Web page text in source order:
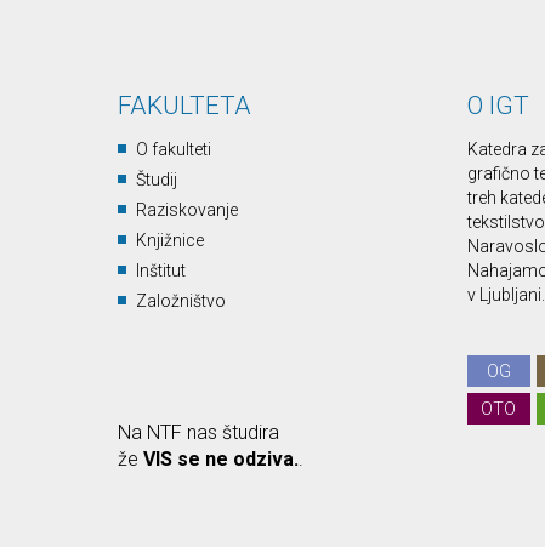
FAKULTETA
O fakulteti
Študij
Raziskovanje
Knjižnice
Inštitut
Založništvo
O IGT
Katedra
grafično
treh
v Ljubljani.
OG
OTO
Na NTF nas študira
že VIS se ne odziva.